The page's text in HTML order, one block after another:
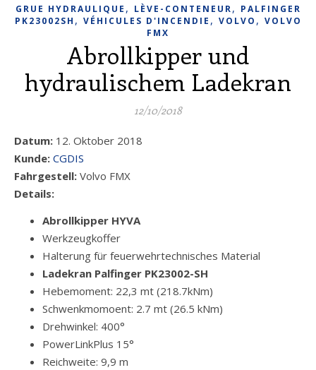
GRUE HYDRAULIQUE , LÈVE-CONTENEUR, PALFINGER
PK23002SH , VÉHICULES D'INCENDIE , VOLVO , VOLVO
FMX
Abrollkipper und
hydraulischem Ladekran
12/10/2018
Datum: 12. Oktober 2018
Kunde: CGDIS
Fahrgestell: Volvo FMX
Details:
Abrollkipper HYVA
Werkzeugkoffer
Halterung für feuerwehrtechnisches Material
Ladekran Palfinger PK23002-SH
Hebemoment: 22,3 mt (218.7kNm)
Schwenkmomoent: 2.7 mt (26.5 kNm)
Drehwinkel: 400°
PowerLinkPlus 15°
Reichweite: 9,9 m